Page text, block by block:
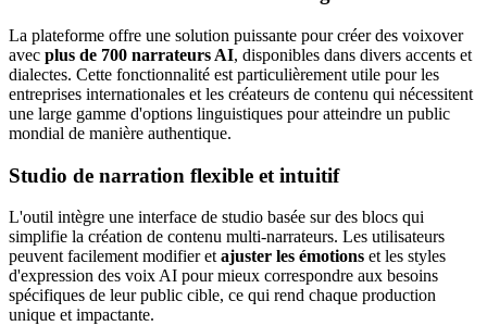
La plateforme offre une solution puissante pour créer des voixover
avec plus de 700 narrateurs AI, disponibles dans divers accents et
dialectes. Cette fonctionnalité est particulièrement utile pour les
entreprises internationales et les créateurs de contenu qui nécessitent
une large gamme d'options linguistiques pour atteindre un public
mondial de manière authentique.
Studio de narration flexible et intuitif
L'outil intègre une interface de studio basée sur des blocs qui
simplifie la création de contenu multi-narrateurs. Les utilisateurs
peuvent facilement modifier et ajuster les émotions et les styles
d'expression des voix AI pour mieux correspondre aux besoins
spécifiques de leur public cible, ce qui rend chaque production
unique et impactante.